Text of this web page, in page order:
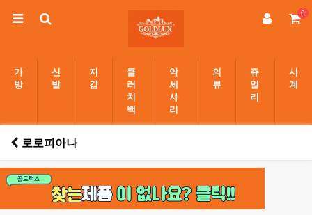
0
가
방
신
발
지
갑
클
러
치
백
악
세
사
리
의
류
쥬
얼
리
시
계
로로피아나